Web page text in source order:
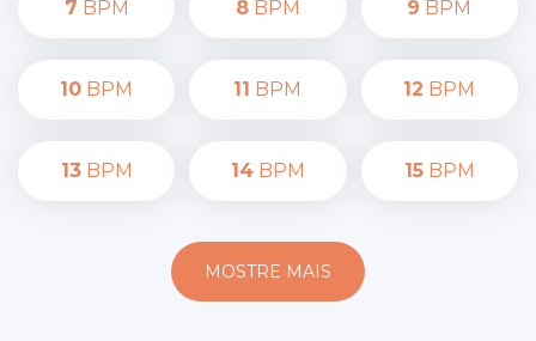
7 BPM 8BPM 9 BPM
10 BPM 11 BPM 12 BPM
13BPM 14BPM 15BPM
MOSTRE MAIS